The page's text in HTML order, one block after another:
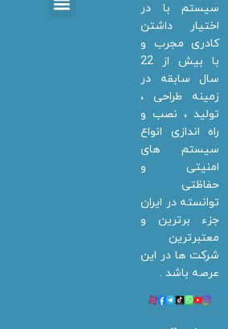
سیستم با در
اختیار داشتن
کادری مجرب و
با بیش از 22
سال سابقه در
زمینه طراحی ،
تولید ، نصب و
راه اندازی انواع
سیستم های
امنیتی و
حفاظتی
توانسته در ایران
جزء برترین و
معتبرترین
شرکت ها در این
عرصه باشد .